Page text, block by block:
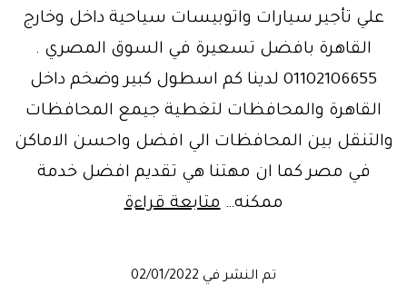
علي تأجير سيارات واتوبيسات سياحية داخل وخارج
القاهرة بافضل تسعيرة في السوق المصري .
01102106655 لدينا كم اسطول كبير وضخم داخل
القاهرة والمحافظات لتغطية جيمع المحافظات
والتنقل بين المحافظات الي افضل واحسن الاماكن
في مصر كما ان مهتنا هي تقديم افضل خدمة
ممكنه…متابعة قراءة
تم النشر في 02/01/2022